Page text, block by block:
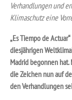
Verhandlungen und
Klimaschutz eine
„Es Tiempo de
diesjährigen
Madrid begonnen hat.
die Zeichen nun auf
den Verhandlungen